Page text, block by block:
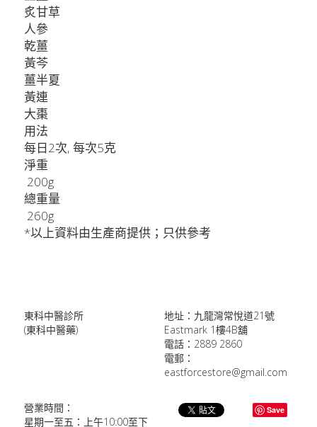
炙甘草
人參
乾薑
黃芩
薑半夏
黃連
大棗
用法
每日2次, 每次5克
淨重
200g
總重量
260g
*以上資料由生產商提供；只供參考
東科中醫診所
(東科中醫藥)
地址：九龍灣常悅道21號
Eastmark 1樓4B舖
電話：2889 2860
電郵：
eastforcestore@gmail.com
營業時間：
星期一至五：上午10:00至下
Save